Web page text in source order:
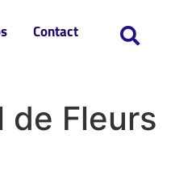
Contact
Fleurs